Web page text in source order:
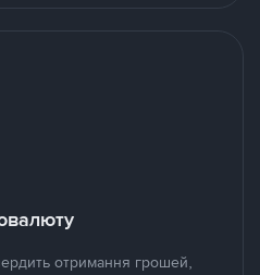
отримання грошей,